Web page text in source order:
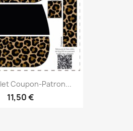
Coupon-Patron...
11,50 €